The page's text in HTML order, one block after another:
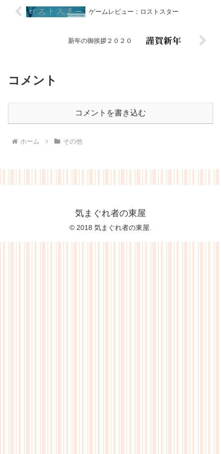
ゲームレビュー：ロストスター
新年の御挨拶２０２０
コメント
コメントを書き込む
ホーム その他
気まぐれ者の東屋
© 2018 気まぐれ者の東屋.